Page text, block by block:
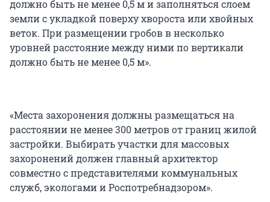
должно быть не менее 0,5 м и заполняться слоем
земли с укладкой поверху хвороста или хвойных
веток. При размещении гробов в несколько
уровней расстояние между ними по вертикали
должно быть не менее 0,5 м».
«Места захоронения должны размещаться на
расстоянии не менее 300 метров от границ жилой
застройки. Выбирать участки для массовых
захоронений должен главный архитектор
совместно с представителями коммунальных
служб, экологами и Роспотребнадзором».